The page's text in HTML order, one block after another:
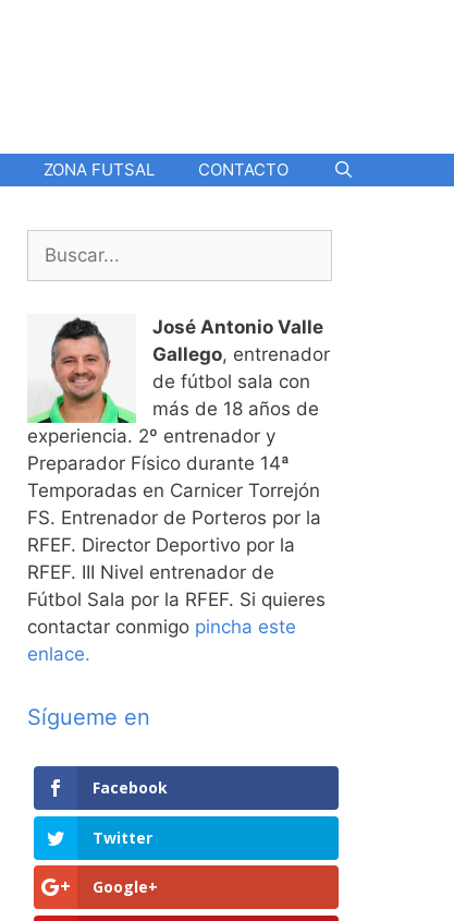
ZONA FUTSAL CONTACTO
Buscar:
José Antonio Valle
Gallego, entrenador
de fútbol sala con
más de 18 años de
experiencia. 2º entrenador y
Preparador Físico durante 14ª
Temporadas en Carnicer Torrejón
FS. Entrenador de Porteros por la
RFEF. Director Deportivo por la
RFEF. III Nivel entrenador de
Fútbol Sala por la RFEF. Si quieres
contactar conmigo pincha este
enlace.
Sígueme en
Facebook
Twitter
Google+